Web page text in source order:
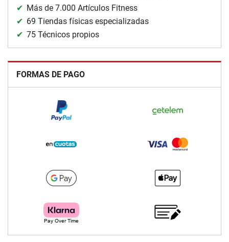
Más de 7.000 Artículos Fitness
69 Tiendas físicas especializadas
75 Técnicos propios
FORMAS DE PAGO